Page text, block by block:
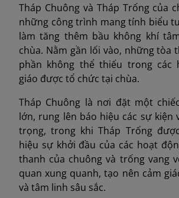
Tháp Chuông và Tháp Trống của
những công trình mang tính biểu
làm tăng thêm bầu không khí
chùa. Nằm gần lối vào, những tòa
phần không thể thiếu trong các
giáo được tổ chức tại chùa.
Tháp Chuông là nơi đặt một
lớn, rung lên báo hiệu các sự kiện
trọng, trong khi Tháp Trống
hiệu sự khởi đầu của các hoạt
thanh của chuông và trống vang
quan xung quanh, tạo nên cảm
và tâm linh sâu sắc.